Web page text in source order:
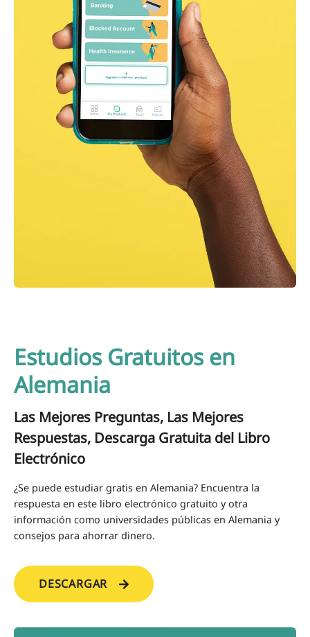
Estudios Gratuitos en
Alemania
Las Mejores Preguntas, Las Mejores
Respuestas, Descarga Gratuita del Libro
Electrónico
¿Se puede estudiar gratis en Alemania? Encuentra la
respuesta en este libro electrónico gratuito y otra
información como universidades públicas en Alemania y
consejos para ahorrar dinero.
DESCARGAR